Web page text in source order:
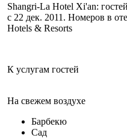
Shangri-La Hotel Xi'an:
с 22 дек. 2011. Номеров в
Hotels & Resorts
К услугам гостей
На свежем воздухе
Барбекю
Сад